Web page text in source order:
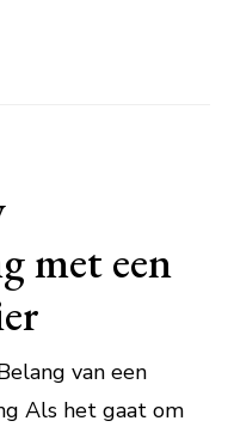
met een
van een
Als het gaat om